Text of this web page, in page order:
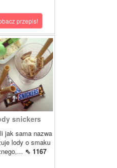
przepis!
snickers
jak sama nazwa
lody o smaku
⇖ 1167